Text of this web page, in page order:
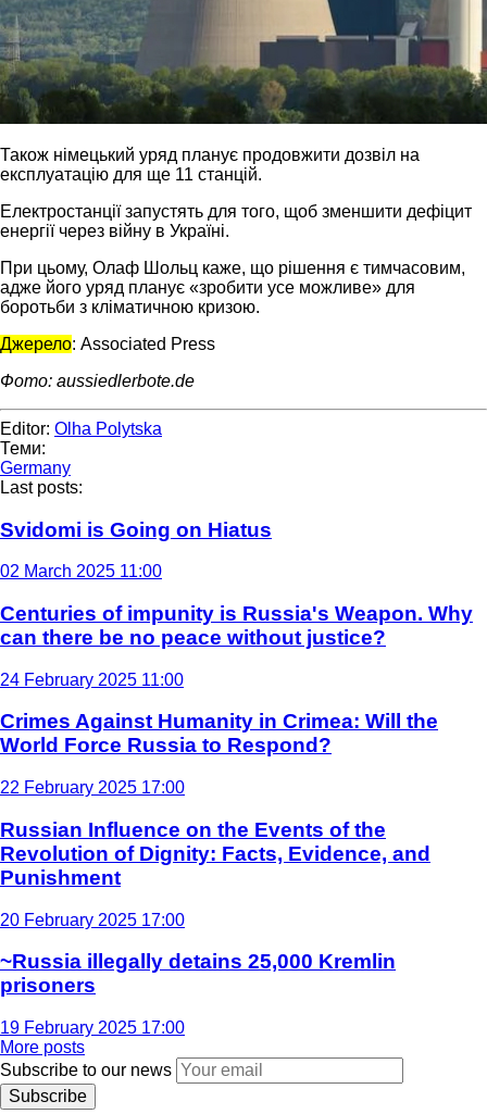
Також німецький уряд планує продовжити дозвіл на
експлуатацію для ще 11 станцій.
Електростанції запустять для того, щоб зменшити дефіцит
енергії через війну в Україні.
При цьому, Олаф Шольц каже, що рішення є тимчасовим,
адже його уряд планує «зробити усе можливе» для
боротьби з кліматичною кризою.
Джерело: Associated Press
Фото: aussiedlerbote.de
Editor: Olha Polytska
Теми:
Germany
Last posts:
Svidomi is Going on Hiatus
02 March 2025 11:00
Centuries of impunity is Russia's Weapon. Why
can there be no peace without justice?
24 February 2025 11:00
Crimes Against Humanity in Crimea: Will the
World Force Russia to Respond?
22 February 2025 17:00
Russian Influence on the Events of the
Revolution of Dignity: Facts, Evidence, and
Punishment
20 February 2025 17:00
~Russia illegally detains 25,000 Kremlin
prisoners
19 February 2025 17:00
More posts
Subscribe to our news
Subscribe